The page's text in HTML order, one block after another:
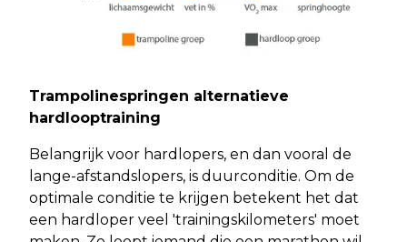
Trampolinespringen alternatieve
hardlooptraining
Belangrijk voor hardlopers, en dan vooral de
lange-afstandslopers, is duurconditie. Om de
optimale conditie te krijgen betekent het dat
een hardloper veel 'trainingskilometers' moet